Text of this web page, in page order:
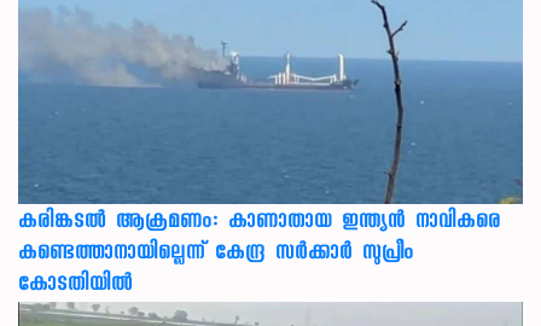
കരിങ്കടൽ ആക്രമണം: കാണാതായ ഇന്ത്യൻ നാവികരെ
കണ്ടെത്താനായില്ലെന്ന് കേന്ദ്ര സർക്കാർ സുപ്രീം
കോടതിയിൽ